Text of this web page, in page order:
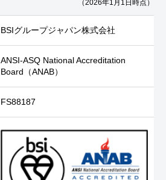
（2026年1月1日時点）
BSIグループジャパン株式会社
ANSI-ASQ National Accreditation
Board（ANAB）
FS88187